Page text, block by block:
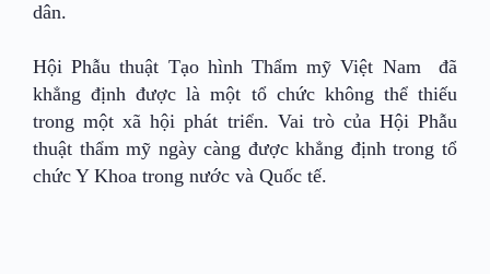
dân.
Hội Phẫu thuật Tạo hình Thẩm mỹ Việt Nam đã
khẳng định được là một tổ chức không thể thiếu
trong một xã hội phát triển. Vai trò của Hội Phẫu
thuật thẩm mỹ ngày càng được khẳng định trong tổ
chức Y Khoa trong nước và Quốc tế.